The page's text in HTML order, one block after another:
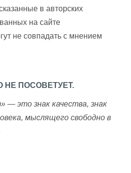
в авторских
на сайте
не совпадать с мнением
НЕ ПОСОВЕТУЕТ.
— это знак качества, знак
мыслящего свободно в